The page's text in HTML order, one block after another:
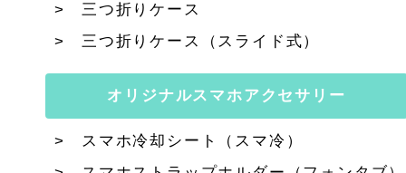
三つ折りケース
三つ折りケース（スライド式）
オリジナルスマホアクセサリー
スマホ冷却シート（スマ冷）